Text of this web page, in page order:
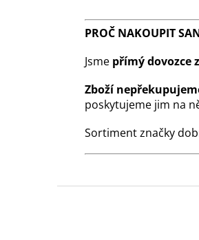
PROČ NAKOUPIT
Jsme přímý dovozce
Zboží
poskytujeme jim na
Sortiment značky